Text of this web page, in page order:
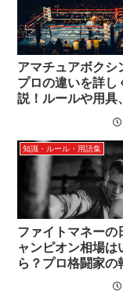
アマチュアボクシ
プロの違いを詳し
説！ルールや用具
知識・ルール・用語集
ファイトマネーの
ャンピオン相場は
ら？プロ格闘家の